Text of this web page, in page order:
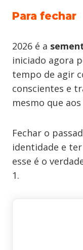
Para fechar
2026 é a
iniciado agora
tempo de agir
conscientes e
mesmo que
Fechar o
identidade e
esse é o
1.